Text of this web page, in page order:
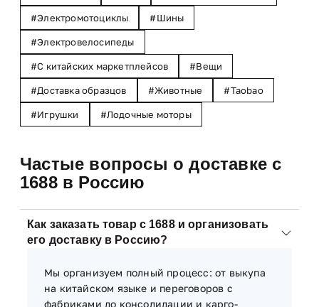
Электромотоциклы Шины
Электровелосипеды
С китайских маркетплейсов Вещи
Доставка образцов Животные Taobao
Игрушки Лодочные моторы
Частые вопросы о доставке с
1688 в Россию
Как заказать товар с 1688 и организовать
его доставку в Россию?
Мы организуем полный процесс: от выкупа
на китайском языке и переговоров с
фабриками до консолидации и карго-